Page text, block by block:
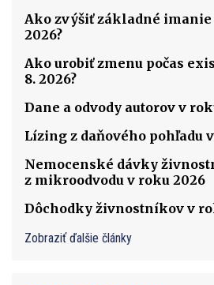
Ako zvýšiť základné imanie
2026?
Ako urobiť zmenu počas
8. 2026?
Dane a odvody autorov v
Lízing z daňového pohľadu
Nemocenské dávky
z mikroodvodu v roku 2026
Dôchodky živnostníkov v
Zobraziť ďalšie články